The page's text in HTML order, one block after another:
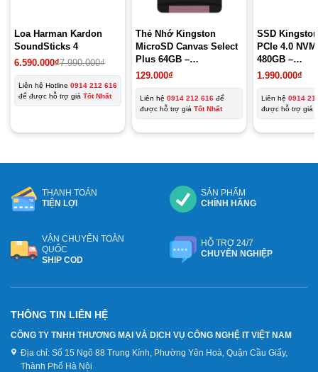
Loa Harman Kardon
SoundSticks 4
6.590.000₫7.990.000₫
Liên hệ Hotline 0914 212 616
để được hỗ trợ giá Tốt Nhất
Thẻ Nhớ Kingston
MicroSD Canvas Select
Plus 64GB –
SDCS2/64GBSP
129.000₫
Liên hệ0914 212 616 để
được hỗ trợ giáTốt Nhất
SSD
PCIe 4.0
480GB –
1.990.000₫
Liên hệ0914
được hỗ trợ giá
THANH TOÁN
TIỆN LỢI
SẢN PHẨM
CHÍNH HÃNG
VẬN CHUYỂN TOÀN
QUỐC
SHIP COD
HỖ TRỢ 24/7
CHUYÊN NGHIỆP
THÔNG TIN LIÊN HỆ
CÔNG TY TNHH THƯƠNG MẠI VÀ DỊCH VỤ CÔNG NGHỆ IT VIỆT NAM
Địa chỉ: Số 15 Ngõ 88 Trung Kính, Phường Yên Hoà, Quận Cầu Giấy,
Thành Phố Hà Nội